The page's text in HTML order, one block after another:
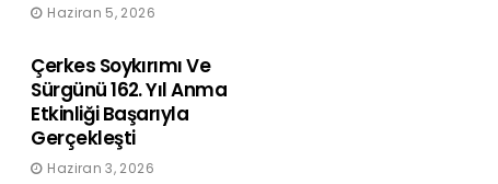
Haziran 5, 2026
Çerkes Soykırımı Ve
Sürgünü 162. Yıl Anma
Etkinliği Başarıyla
Gerçekleşti
Haziran 3, 2026